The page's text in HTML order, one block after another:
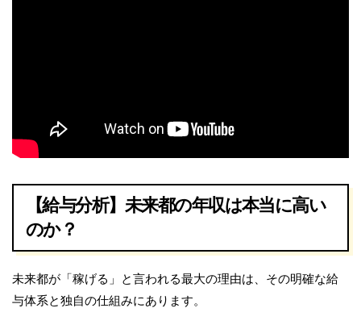
【給与分析】未来都の年収は本当に高い
のか？
未来都が「稼げる」と言われる最大の理由は、その明確な給
与体系と独自の仕組みにあります。